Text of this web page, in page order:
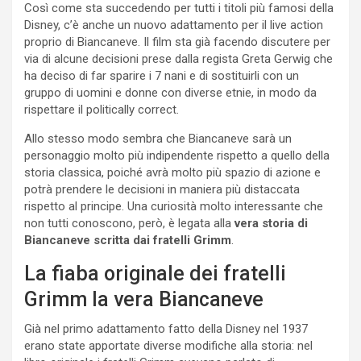
Così come sta succedendo per tutti i titoli più famosi della
Disney, c’è anche un nuovo adattamento per il live action
proprio di Biancaneve. Il film sta già facendo discutere per
via di alcune decisioni prese dalla regista Greta Gerwig che
ha deciso di far sparire i 7 nani e di sostituirli con un
gruppo di uomini e donne con diverse etnie, in modo da
rispettare il politically correct.
Allo stesso modo sembra che Biancaneve sarà un
personaggio molto più indipendente rispetto a quello della
storia classica, poiché avrà molto più spazio di azione e
potrà prendere le decisioni in maniera più distaccata
rispetto al principe. Una curiosità molto interessante che
non tutti conoscono, però, è legata allavera storia di
Biancaneve scritta dai fratelli Grimm.
La fiaba originale dei fratelli
Grimm la vera Biancaneve
Già nel primo adattamento fatto della Disney nel 1937
erano state apportate diverse modifiche alla storia: nel